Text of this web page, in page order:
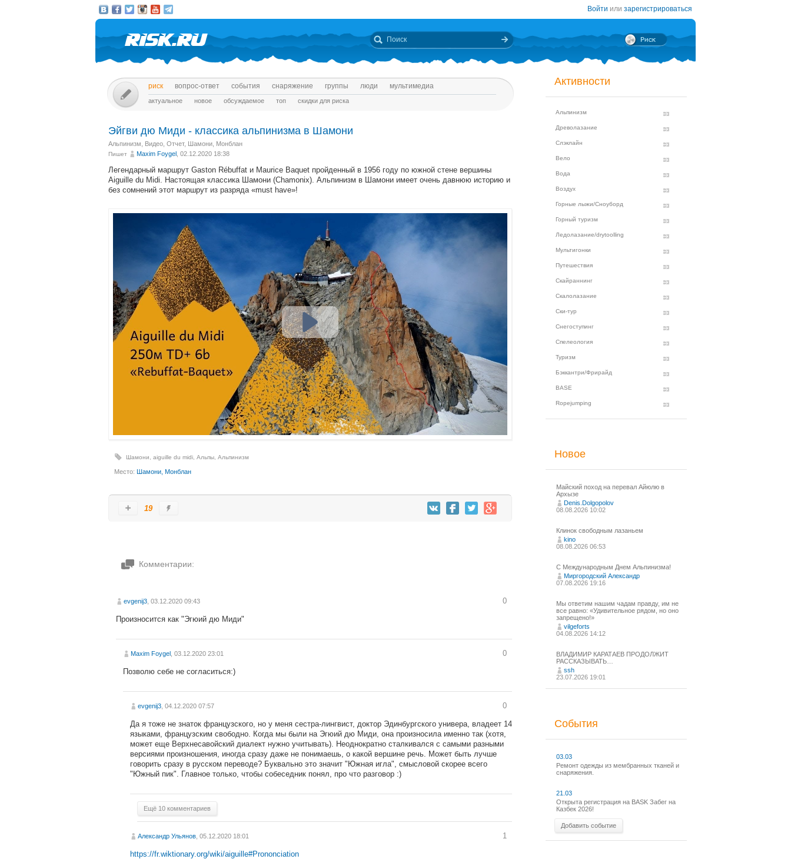
Войти или зарегистрироваться
риск вопрос-ответ события снаряжение группы люди мультимедиа
актуальное новое обсуждаемое топ скидки для риска
Эйгви дю Миди - классика альпинизма в Шамони
Альпинизм Видео Отчет, Шамони, Монблан
Пишет Maxim Foygel , 02.12.2020 18:38
Легендарный маршрут Gaston Rébuffat и Maurice Baquet пройденный в 1956 году по южной стене вершины
Aiguille du Midi. Настоящая классика Шамони (Chamonix). Альпинизм в Шамони имеет очень давнюю историю и
без сомнений этот маршрут из разряда «must have»!
Шамони aiguille du midi Альпы Альпинизм
Место: Шамони, Монблан
19
Комментарии:
evgenij3 , 03.12.2020 09:43 0
Произносится как "Эгюий дю Миди"
Maxim Foygel , 03.12.2020 23:01 0
Позволю себе не согласиться:)
evgenij3 , 04.12.2020 07:57 0
Да я тоже не знаток французского, но у меня сестра-лингвист, доктор Эдинбургского универа, владеет 14
языками, французским свободно. Когда мы были на Эгюий дю Миди, она произносила именно так (хотя,
может еще Верхнесавойский диалект нужно учитывать). Неоднократно сталкивался с самыми разными
версиями произношения, иногда сразу даже не понимаешь, о какой вершине речь. Может быть лучше
говорить сразу в русском переводе? Буквально это значит "Южная игла", смысловой скорее всего
"Южный пик". Главное только, чтобы собеседник понял, про что разговор :)
Ещё 10 комментариев
Александр Ульянов , 05.12.2020 18:01 1
https://fr.wiktionary.org/wiki/aiguille#Prononciation
Активности
Альпинизм
Древолазание
Слэклайн
Вело
Вода
Воздух
Горные лыжи/Сноуборд
Горный туризм
Ледолазание/drytoolling
Мультигонки
Путешествия
Скайраннинг
Скалолазание
Ски-тур
Снегоступинг
Спелеология
Туризм
Бэккантри/Фрирайд
BASE
Ropejumping
Новое
Майский поход на перевал Айюлю в
Архызе
Denis.Dolgopolov
08.08.2026 10:02
Клинок свободным лазаньем
kino
08.08.2026 06:53
С Международным Днем Альпинизма!⁠
Миргородский Александр
07.08.2026 19:16
Мы ответим нашим чадам правду, им не
все равно: «Удивительное рядом, но оно
запрещено!»
vilgeforts
04.08.2026 14:12
ВЛАДИМИР КАРАТАЕВ ПРОДОЛЖИТ
РАССКАЗЫВАТЬ…
ssh
23.07.2026 19:01
События
03.03
Ремонт одежды из мембранных тканей и
снаряжения.
21.03
Открыта регистрация на BASK Забег на
Казбек 2026!
Добавить событие